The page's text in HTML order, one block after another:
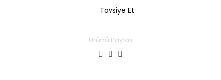
Tavsiye Et
Ürünü Paylaş